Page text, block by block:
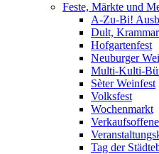
Feste, Märkte und
A-Zu-Bi!
Dult,
Hofgartenfest
Neuburger
Multi-Kulti-
Sèter Weinfest
Volksfest
Wochenmarkt
Tag der